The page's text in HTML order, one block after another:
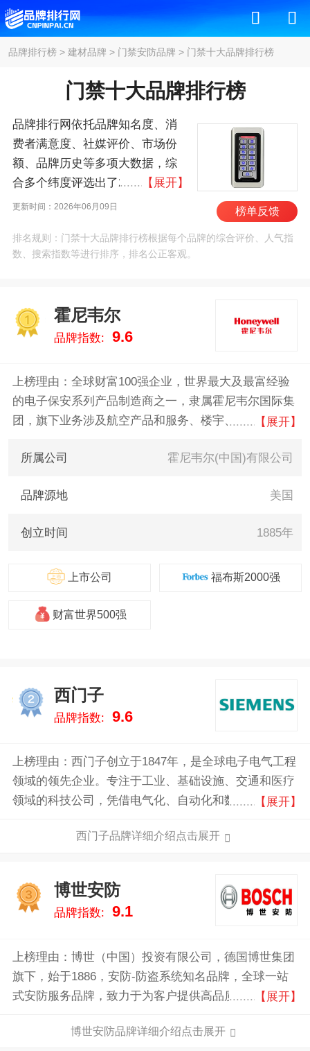
品牌排行榜> 建材品牌 > 门禁安防品牌 > 门禁十大品牌排行榜
门禁十大品牌排行榜
品牌排行网依托品牌知名度、消
费者满意度、社媒评价、市场份
额、品牌历史等多项大数据，综
合多个纬度评选出了2026年门禁
十大品牌排行榜，其中前十名
子/Siemens、博世安防/BOSCH、
西勒奇/SCHLAGE、海康威
HIDGlobal、凯迪仕/KAADAS 。
我们致力于用最真实的数据告诉
【展开】
更新时间：2026年06月09日 榜单反馈
排名规则：门禁十大品牌排行榜根据每个品牌的综合评价、人气指
数、搜索指数等进行排序，排名公正客观。
霍尼韦尔
品牌指数: 9.6
上榜理由：全球财富100强企业，世界最大及最富经验
的电子保安系列产品制造商之一，隶属霍尼韦尔国际集
团，旗下业务涉及航空产品和服务、楼宇、家庭和工业
括视频监控系统、门禁控制系统、防盗报警系统、住宅
【展开】
所属公司 霍尼韦尔(中国)有限公司
品牌源地 美国
创立时间 1885年
上市公司 福布斯2000强
财富世界500强
2
西门子
品牌指数: 9.6
上榜理由：西门子创立于1847年，是全球电子电气工程
领域的领先企业。专注于工业、基础设施、交通和医疗
领域的科技公司，凭借电气化、自动化和数字化领域的
和软件等领域为客户提供解决方案，业务遍及全球200
【展开】
西门子品牌详细介绍点击展开
3
博世安防
品牌指数: 9.1
上榜理由：博世（中国）投资有限公司，德国博世集团
旗下，始于1886，安防-防盗系统知名品牌，全球一站
式安防服务品牌，致力于为客户提供高品质的安全及通
【展开】
博世安防品牌详细介绍点击展开